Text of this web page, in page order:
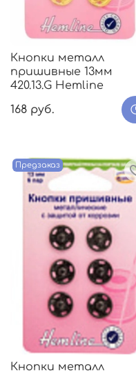
Кнопки металл
пришивные 13мм
420.13.G Hemline
168 руб.
Предзаказ
Кнопки металл